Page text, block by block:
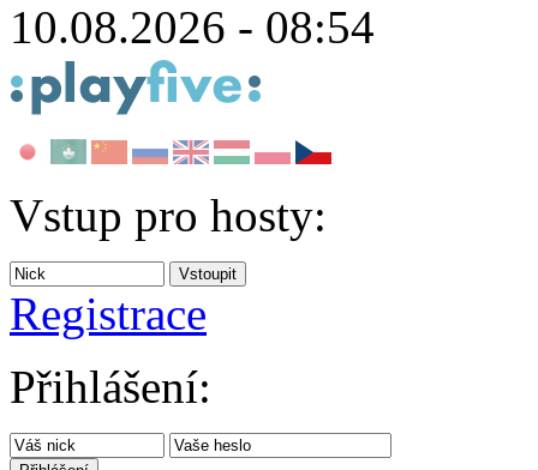
10.08.2026 - 08:54
Vstup pro hosty:
Registrace
Přihlášení: